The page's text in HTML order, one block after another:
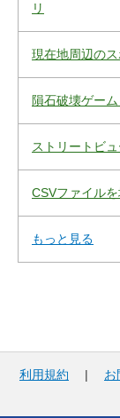
リ
現在地周辺の
隕石破壊ゲー
ストリートビ
CSVファイル
もっと見る
利用規約 | お